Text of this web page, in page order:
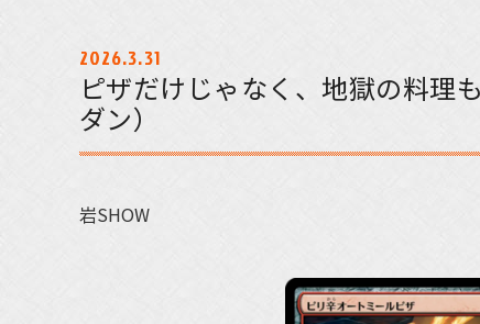
2026.3.31
ピザだけじゃなく、地獄の料理
ダン）
岩SHOW